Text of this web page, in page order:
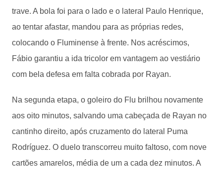
trave. A bola foi para o lado e o lateral Paulo Henrique,
ao tentar afastar, mandou para as próprias redes,
colocando o Fluminense à frente. Nos acréscimos,
Fábio garantiu a ida tricolor em vantagem ao vestiário
com bela defesa em falta cobrada por Rayan.
Na segunda etapa, o goleiro do Flu brilhou novamente
aos oito minutos, salvando uma cabeçada de Rayan no
cantinho direito, após cruzamento do lateral Puma
Rodríguez. O duelo transcorreu muito faltoso, com nove
cartões amarelos, média de um a cada dez minutos. A